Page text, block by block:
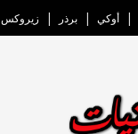
أوكي برذر زيروكس